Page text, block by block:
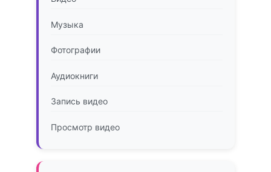
Музыка
Фотографии
Аудиокниги
Запись видео
Просмотр видео